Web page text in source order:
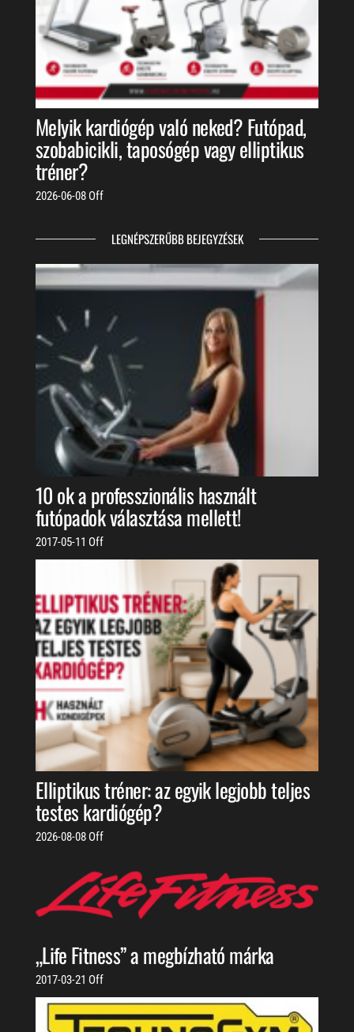
Melyik kardiógép való neked? Futópad,
szobabicikli, taposógép vagy elliptikus
tréner?
2026-06-08 Off
LEGNÉPSZERŰBB BEJEGYZÉSEK
10 ok a professzionális használt
futópadok választása mellett!
2017-05-11 Off
Elliptikus tréner: az egyik legjobb teljes
testes kardiógép?
2026-08-08 Off
„Life Fitness” a megbízható márka
2017-03-21 Off